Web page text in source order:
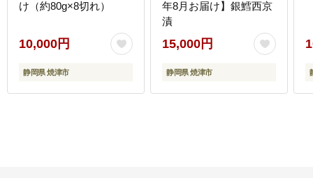
け（約80g×8切れ）
10,000円
静岡県 焼津市
年8月お届け】銀鱈西京
漬
15,000円
静岡県 焼津市